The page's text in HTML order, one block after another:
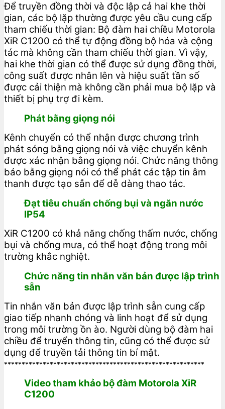
Để truyền đồng thời và độc lập cả hai khe thời
gian, các bộ lặp thường được yêu cầu cung cấp
tham chiếu thời gian: Bộ đàm hai chiều Motorola
XiR C1200 có thể tự động đồng bộ hóa và cộng
tác mà không cần tham chiếu thời gian. Vì vậy,
hai khe thời gian có thể được sử dụng đồng thời,
công suất được nhân lên và hiệu suất tần số
được cải thiện mà không cần phải mua bộ lặp và
thiết bị phụ trợ đi kèm.
Phát bằng giọng nói
Kênh chuyển có thể nhận được chương trình
phát sóng bằng giọng nói và việc chuyển kênh
được xác nhận bằng giọng nói. Chức năng thông
báo bằng giọng nói có thể phát các tập tin âm
thanh được tạo sẵn để dễ dàng thao tác.
Đạt tiêu chuẩn chống bụi và ngăn nước
IP54
XiR C1200 có khả năng chống thấm nước, chống
bụi và chống mưa, có thể hoạt động trong môi
trường khắc nghiệt.
Chức năng tin nhắn văn bản được lập trình
sẵn
Tin nhắn văn bản được lập trình sẵn cung cấp
giao tiếp nhanh chóng và linh hoạt để sử dụng
trong môi trường ồn ào. Người dùng bộ đàm hai
chiều để truyển thông tin, cũng có thể được sử
dụng để truyền tải thông tin bí mật.
*********************************************************
Video tham khảo bộ đàm Motorola XiR
C1200